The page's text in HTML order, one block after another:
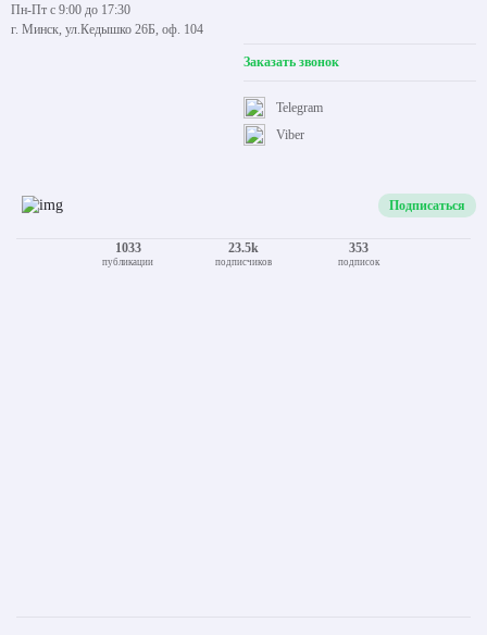
Пн-Пт с 9:00 до 17:30
г. Минск, ул.Кедышко 26Б, оф. 104
Заказать звонок
Viber
Telegram
Подписаться
1033
публикации
23.5k
подписчиков
353
подписок